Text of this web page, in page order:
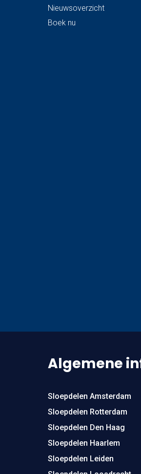
Nieuwsoverzicht
Boek nu
Algemene
Sloepdelen Amsterdam
Sloepdelen Rotterdam
Sloepdelen Den Haag
Sloepdelen Haarlem
Sloepdelen Leiden